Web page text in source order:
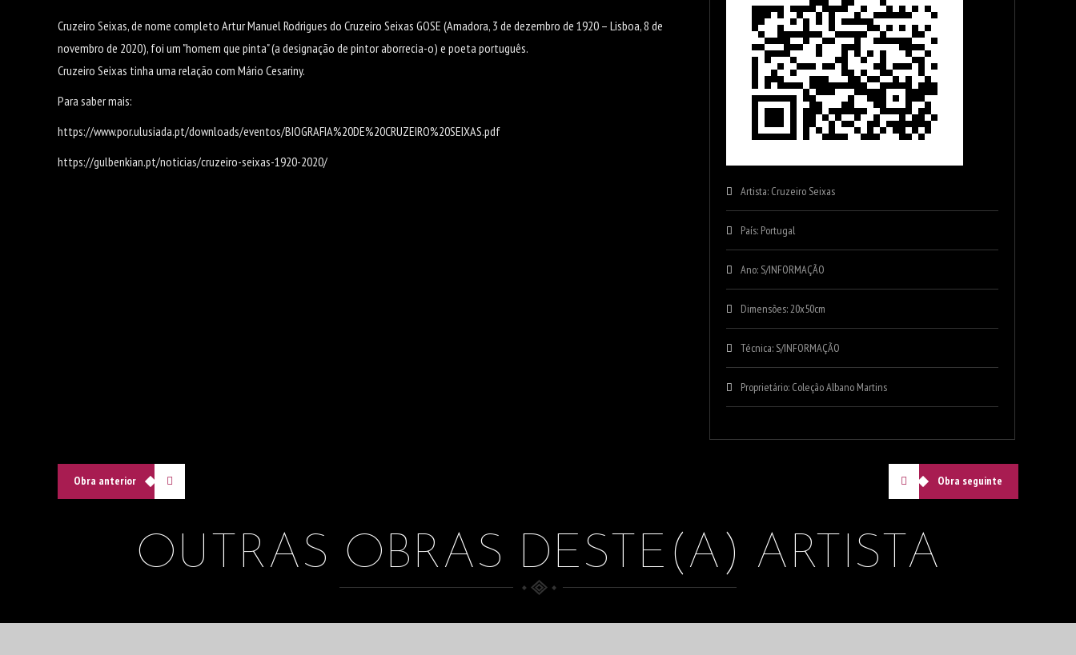
Cruzeiro Seixas, de nome completo Artur Manuel Rodrigues do Cruzeiro Seixas GOSE (Amadora, 3 de dezembro de 1920 – Lisboa, 8 de
novembro de 2020), foi um "homem que pinta" (a designação de pintor aborrecia-o) e poeta português.
Cruzeiro Seixas tinha uma relação com Mário Cesariny.
Para saber mais:
https://www.por.ulusiada.pt/downloads/eventos/BIOGRAFIA%20DE%20CRUZEIRO%20SEIXAS.pdf
https://gulbenkian.pt/noticias/cruzeiro-seixas-1920-2020/
Artista: Cruzeiro Seixas
País: Portugal
Ano: S/INFORMAÇÃO
Dimensões: 20x50cm
Técnica: S/INFORMAÇÃO
Proprietário: Coleção Albano Martins
Obra anterior Obra seguinte
OUTRAS OBRAS DESTE(A) ARTISTA